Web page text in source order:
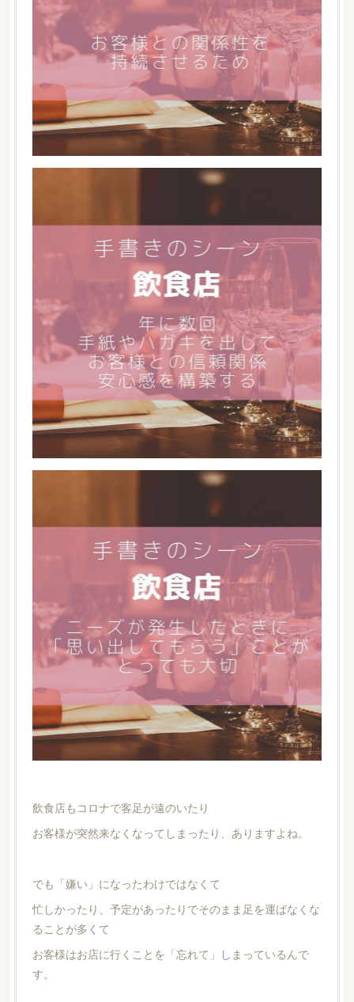
飲食店もコロナで客足が遠のいたり
お客様が突然来なくなってしまったり、ありますよね。
でも「嫌い」になったわけではなくて
忙しかったり、予定があったりでそのまま足を運ばなくな
ることが多くて
お客様はお店に行くことを「忘れて」しまっているんで
す。